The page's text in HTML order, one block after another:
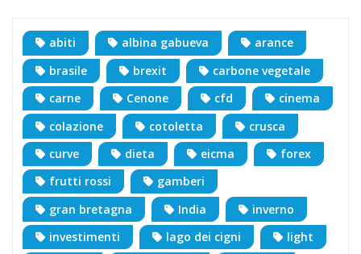
abiti albina gabueva
arance
brasile
brexit
carbone vegetale
carne
Cenone cfd
cinema
colazione
cotoletta
crusca
curve
dieta eicma
forex
frutti rossi
gamberi
gran bretagna
India
inverno
investimenti
lago dei cigni
light